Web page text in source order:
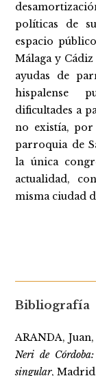
políticas de
espacio
Málaga y
ayudas de
hispalense
dificultades a
no existía,
parroquia de
la única
actualidad,
misma ciudad
Bibliografía
ARANDA,
Neri de
singular,